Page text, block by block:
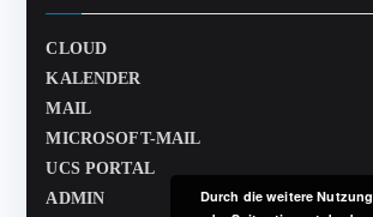
CLOUD
KALENDER
MAIL
MICROSOFT-MAIL
UCS PORTAL
ADMIN
Durch die weitere Nutzung